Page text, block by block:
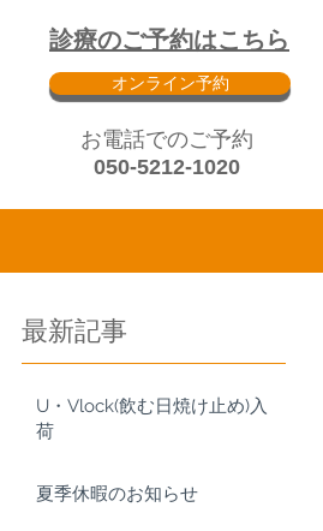
診療のご予約はこちら
オンライン予約
​お電話でのご予約
050-5212-1020
最新記事
U・Vlock(飲む日焼け止め)入
荷
夏季休暇のお知らせ